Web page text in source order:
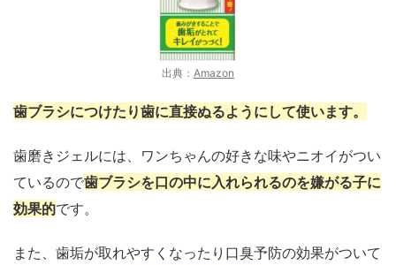
出典： Amazon
歯ブラシにつけたり歯に直接ぬるようにして使います。
歯磨きジェルには、ワンちゃんの好きな味やニオイがつい
ているので歯ブラシを口の中に入れられるのを嫌がる子に
効果的です。
また、歯垢が取れやすくなったり口臭予防の効果がついて